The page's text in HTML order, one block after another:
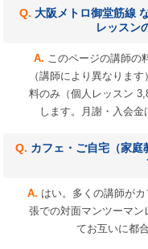
大阪メトロ御堂筋線
レッスン
このページの講師の
（講師により異なりま
料のみ（個人レッスン
します。月謝・入会金
カフェ・ご自宅（家
はい。多くの講師が
張での対面マンツーマン
てお互いに都